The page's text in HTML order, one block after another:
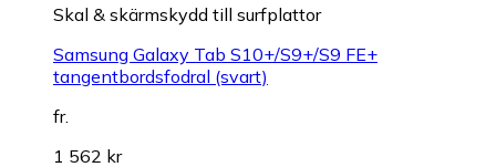
Skal & skärmskydd till surfplattor
Samsung Galaxy Tab S10+/S9+/S9 FE+
tangentbordsfodral (svart)
fr.
1 562 kr